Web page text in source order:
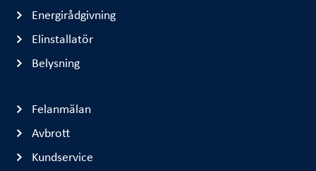
Energirådgivning
Elinstallatör
Belysning
Felanmälan
Avbrott
Kundservice